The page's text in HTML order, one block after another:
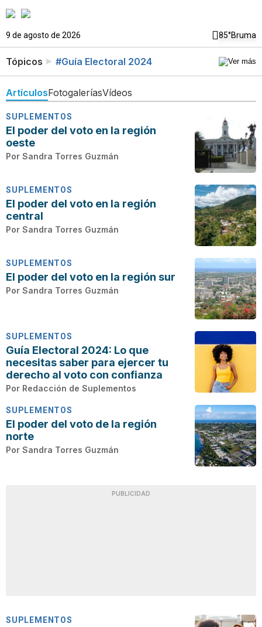
9 de agosto de 2026 85°Bruma
Tópicos #Guía Electoral 2024
ArtículosFotogaleríasVídeos
SUPLEMENTOS
El poder del voto en la región
oeste
Por Sandra Torres Guzmán
SUPLEMENTOS
El poder del voto en la región
central
Por Sandra Torres Guzmán
SUPLEMENTOS
El poder del voto en la región sur
Por Sandra Torres Guzmán
SUPLEMENTOS
Guía Electoral 2024: Lo que
necesitas saber para ejercer tu
derecho al voto con confianza
Por Redacción de Suplementos
SUPLEMENTOS
El poder del voto de la región
norte
Por Sandra Torres Guzmán
PUBLICIDAD
SUPLEMENTOS